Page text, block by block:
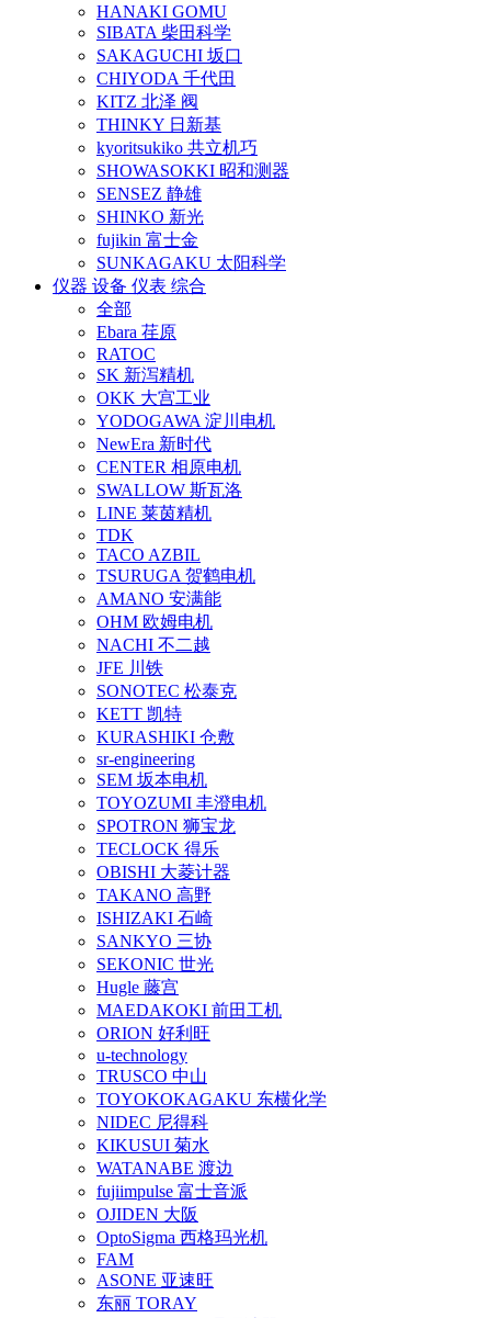
HANAKI GOMU
SIBATA 柴田科学
SAKAGUCHI 坂口
CHIYODA 千代田
KITZ 北泽 阀
THINKY 日新基
kyoritsukiko 共立机巧
SHOWASOKKI 昭和测器
SENSEZ 静雄
SHINKO 新光
fujikin 富士金
SUNKAGAKU 太阳科学
仪器 设备 仪表 综合
全部
Ebara 荏原
RATOC
SK 新泻精机
OKK 大宫工业
YODOGAWA 淀川电机
NewEra 新时代
CENTER 相原电机
SWALLOW 斯瓦洛
LINE 莱茵精机
TDK
TACO AZBIL
TSURUGA 贺鹤电机
AMANO 安满能
OHM 欧姆电机
NACHI 不二越
JFE 川铁
SONOTEC 松泰克
KETT 凯特
KURASHIKI 仓敷
sr-engineering
SEM 坂本电机
TOYOZUMI 丰澄电机
SPOTRON 狮宝龙
TECLOCK 得乐
OBISHI 大菱计器
TAKANO 高野
ISHIZAKI 石崎
SANKYO 三协
SEKONIC 世光
Hugle 藤宫
MAEDAKOKI 前田工机
ORION 好利旺
u-technology
TRUSCO 中山
TOYOKOKAGAKU 东横化学
NIDEC 尼得科
KIKUSUI 菊水
WATANABE 渡边
fujiimpulse 富士音派
OJIDEN 大阪
OptoSigma 西格玛光机
FAM
ASONE 亚速旺
东丽 TORAY